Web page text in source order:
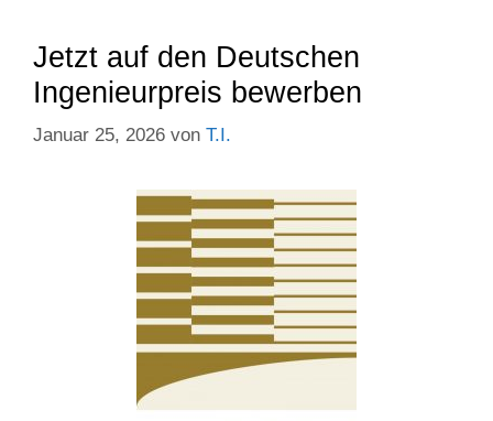
Jetzt auf den Deutschen
Ingenieurpreis bewerben
Januar 25, 2026 von T.I.